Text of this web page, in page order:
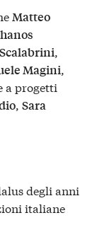
Matteo
Magini
a progetti
Sara
degli anni
italiane